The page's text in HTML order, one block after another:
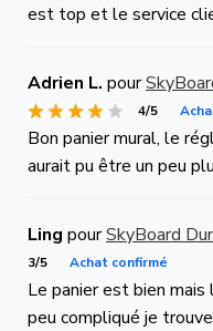
est top et le service
Adrien L. pour
4/5
Bon panier mural, le
aurait pu être un peu
Ling pourSkyBoard
3/5 Achat confirmé
Le panier est bien
peu compliqué je